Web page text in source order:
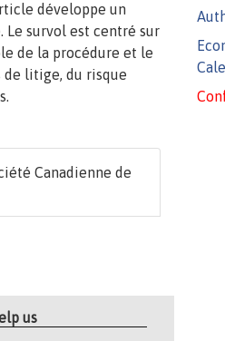
développe un
survol est centré sur
de la procédure et le
de litige, du risque
Canadienne de
us